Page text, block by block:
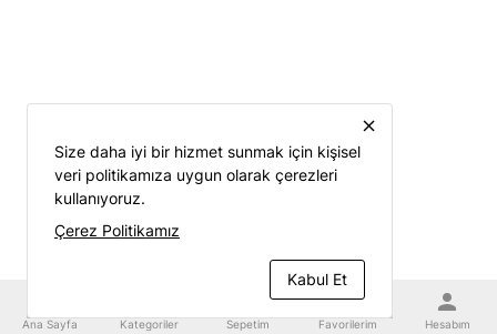
Ana Sayfa Kategoriler Sepetim
favorite
Favorilerim
person
Hesabım
close
Size daha iyi bir hizmet sunmak için kişisel
veri politikamıza uygun olarak çerezleri
kullanıyoruz.
Çerez Politikamız
Kabul Et